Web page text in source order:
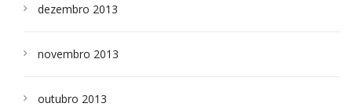
dezembro 2013
novembro 2013
outubro 2013